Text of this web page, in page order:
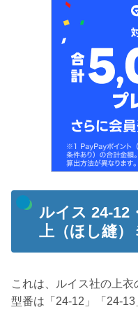
ルイス 24-12
上（ほし縫）
これは、ルイス社の上衣
型番は「24-12」「24-13